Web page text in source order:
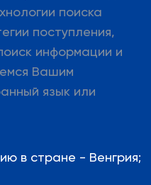
поиска
поступления,
информации и
Вашим
язык или
в стране - Венгрия;